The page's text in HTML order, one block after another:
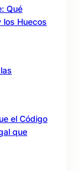
Qué
los Huecos
el Código
que